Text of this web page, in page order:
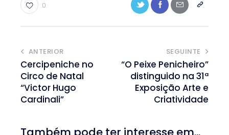
0
ANTERIOR
Cercipeniche no
Circo de Natal
“Victor Hugo
Cardinali”
SEGUINTE
“O Peixe Penicheiro”
distinguido na 31ª
Exposição Arte e
Criatividade
Também pode ter interesse em...